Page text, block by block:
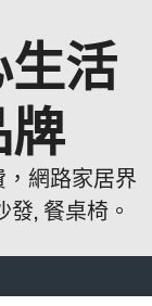
活
網路家居界
, 餐桌椅。